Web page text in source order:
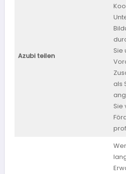
Azubi teilen
Sie
als
Sie